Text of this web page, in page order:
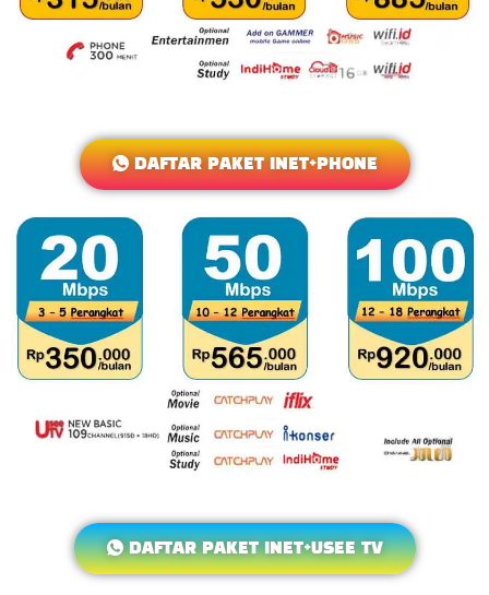
DAFTAR PAKET INET+PHONE
DAFTAR PAKET INET+USEE TV